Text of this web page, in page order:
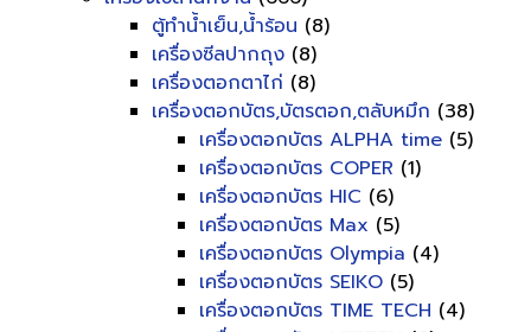
ตู้ทำน้ำเย็น,น้ำร้อน (8)
เครื่องซีลปากถุง (8)
เครื่องตอกตาไก่ (8)
เครื่องตอกบัตร,บัตรตอก,ตลับหมึก (38)
เครื่องตอกบัตร ALPHA time (5)
เครื่องตอกบัตร COPER (1)
เครื่องตอกบัตร HIC (6)
เครื่องตอกบัตร Max (5)
เครื่องตอกบัตร Olympia (4)
เครื่องตอกบัตร SEIKO (5)
เครื่องตอกบัตร TIME TECH (4)